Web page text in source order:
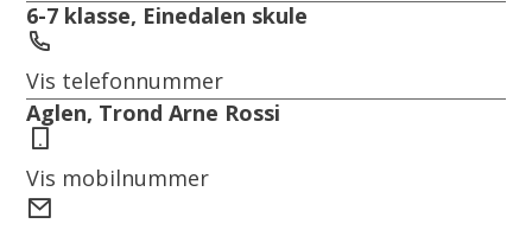
6-7 klasse, Einedalen skule
Vis telefonnummer
Aglen, Trond Arne Rossi
Vis mobilnummer